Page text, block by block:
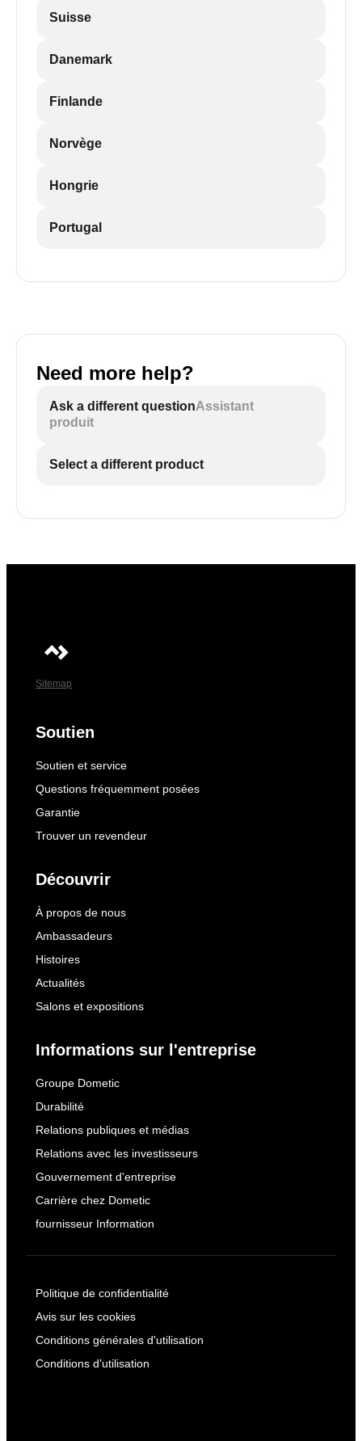
Suisse
Danemark
Finlande
Norvège
Hongrie
Portugal
Need more help?
Ask a different questionAssistant
produit
Select a different product
Sitemap
Soutien
Soutien et service
Questions fréquemment posées
Garantie
Trouver un revendeur
Découvrir
À propos de nous
Ambassadeurs
Histoires
Actualités
Salons et expositions
Informations sur l'entreprise
Groupe Dometic
Durabilité
Relations publiques et médias
Relations avec les investisseurs
Gouvernement d'entreprise
Carrière chez Dometic
fournisseur Information
Politique de confidentialité
Avis sur les cookies
Conditions générales d'utilisation
Conditions d'utilisation